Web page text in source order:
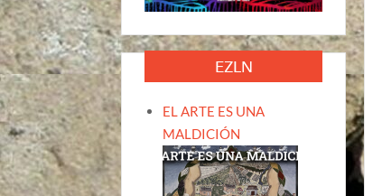
EZLN
EL ARTE ES UNA
MALDICIÓN